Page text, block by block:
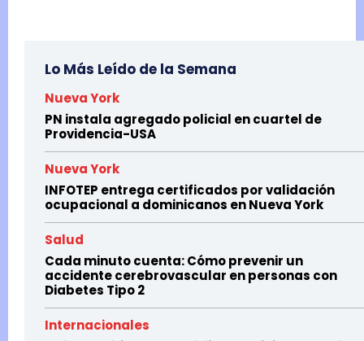
Lo Más Leído de la Semana
Nueva York
PN instala agregado policial en cuartel de
Providencia-USA
Nueva York
INFOTEP entrega certificados por validación
ocupacional a dominicanos en Nueva York
Salud
Cada minuto cuenta: Cómo prevenir un
accidente cerebrovascular en personas con
Diabetes Tipo 2
Internacionales